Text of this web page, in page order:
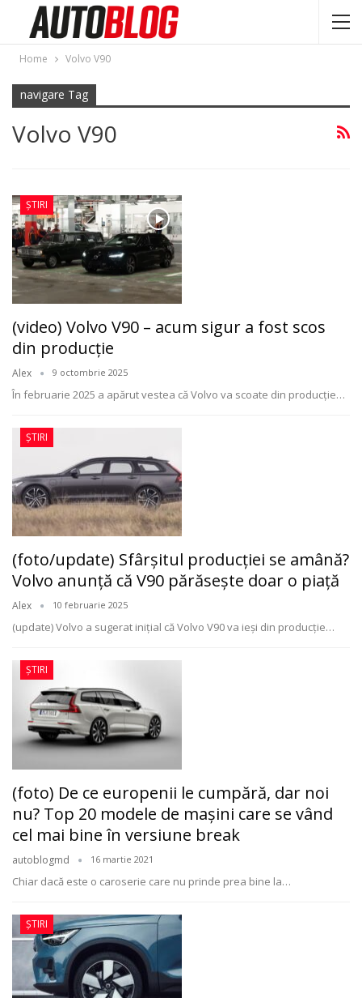
Home Volvo V90
navigare Tag
Volvo V90
ȘTIRI
(video) Volvo V90 – acum sigur a fost scos
din producție
Alex 9 octombrie 2025
În februarie 2025 a apărut vestea că Volvo va scoate din producție…
ȘTIRI
(foto/update) Sfârșitul producției se amână?
Volvo anunță că V90 părăsește doar o piață
Alex 10 februarie 2025
(update) Volvo a sugerat inițial că Volvo V90 va ieși din producție…
ȘTIRI
(foto) De ce europenii le cumpără, dar noi
nu? Top 20 modele de mașini care se vând
cel mai bine în versiune break
autoblogmd 16 martie 2021
Chiar dacă este o caroserie care nu prinde prea bine la…
ȘTIRI